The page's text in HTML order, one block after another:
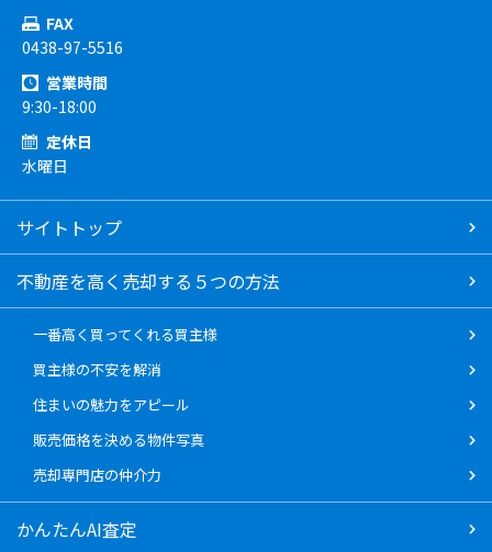
FAX
0438-97-5516
営業時間
9:30-18:00
定休日
水曜日
サイトトップ
不動産を高く売却する５つの方法
一番高く買ってくれる買主様
買主様の不安を解消
住まいの魅力をアピール
販売価格を決める物件写真
売却専門店の仲介力
かんたんAI査定